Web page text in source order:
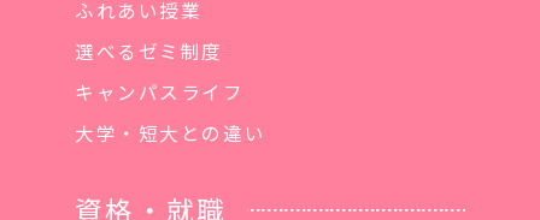
ふれあい授業
選べるゼミ制度
キャンパスライフ
大学・短大との違い
資格・就職